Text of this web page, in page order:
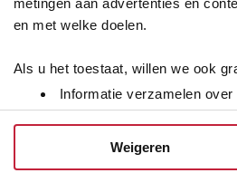
metingen aan advertenties en
en met welke doelen.
Als u het toestaat, willen we ook
Informatie verzamelen
Uw apparaat identificeren
Lees meer over hoe uw
Weigeren
Nederland
Grootste